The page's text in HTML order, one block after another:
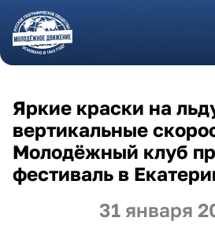
Перейти к основному содержанию
31 января
Яркие краски на
вертикальные
Молодёжный клуб
фестиваль в